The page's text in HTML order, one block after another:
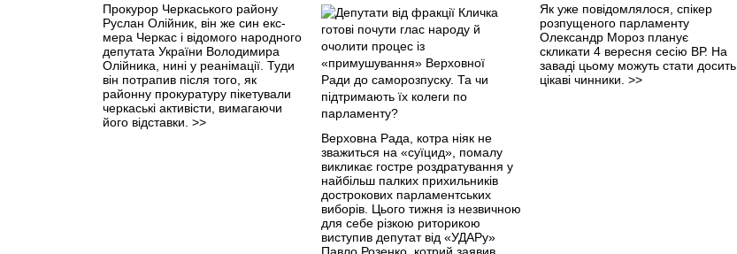
Прокурор Черкаського району
Руслан Олійник, він же син екс-
мера Черкас і відомого народного
депутата України Володимира
Олійника, нині у реанімації. Туди
він потрапив після того, як
районну прокуратуру пікетували
черкаські активісти, вимагаючи
його відставки. >>
Верховна Рада, котра ніяк не
зважиться на «суїцид», помалу
викликає гостре роздратування у
найбільш палких прихильників
дострокових парламентських
виборів. Цього тижня із незвичною
для себе різкою риторикою
виступив депутат від «УДАРу»
Павло Розенко, котрий заявив
Як уже повідомлялося, спікер
розпущеного парламенту
Олександр Мороз планує
скликати 4 вересня сесію ВР. На
заваді цьому можуть стати досить
цікаві чинники. >>